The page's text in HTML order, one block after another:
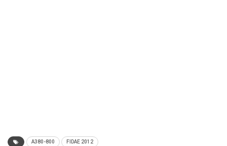
A380-800 FIDAE 2012